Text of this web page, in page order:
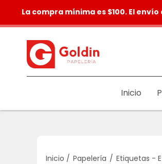
La compra mínima es $100. El
Inicio
Inicio / Papelería / Etiquetas -